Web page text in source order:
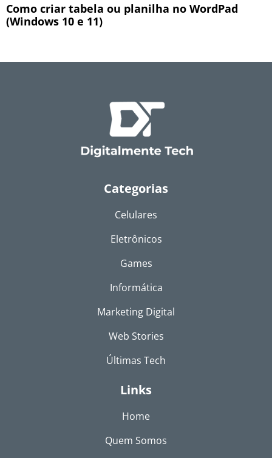
Como criar tabela ou planilha no WordPad
(Windows 10 e 11)
Categorias
Celulares
Eletrônicos
Games
Informática
Marketing Digital
Web Stories
Últimas Tech
Links
Home
Quem Somos